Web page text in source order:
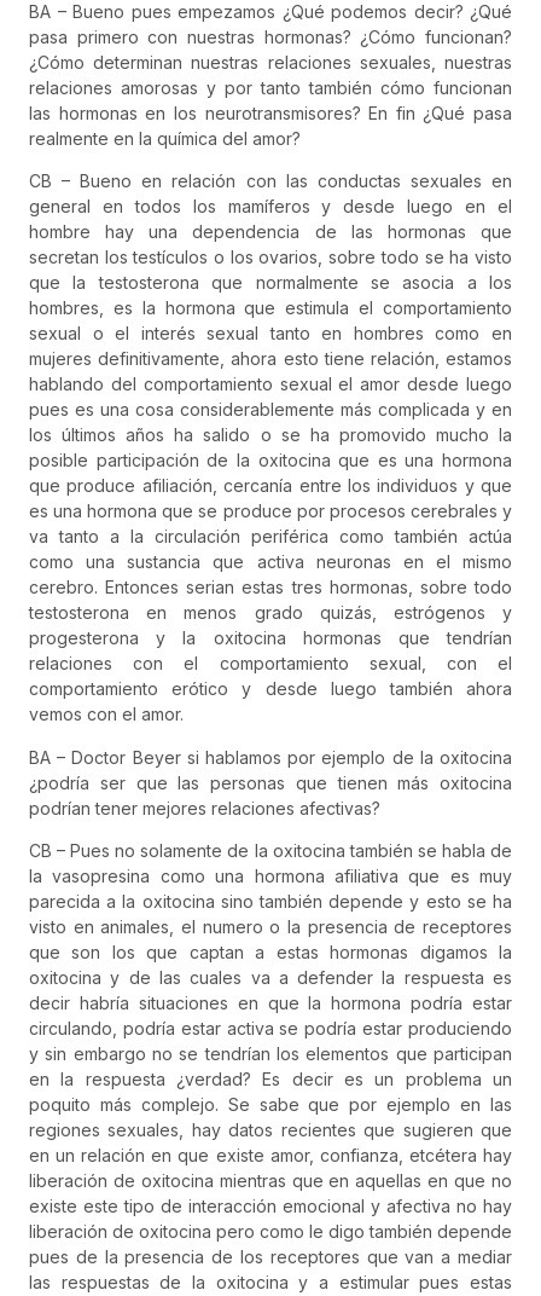
BA – Bueno pues empezamos ¿Qué podemos decir? ¿Qué
pasa primero con nuestras hormonas? ¿Cómo funcionan?
¿Cómo determinan nuestras relaciones sexuales, nuestras
relaciones amorosas y por tanto también cómo funcionan
las hormonas en los neurotransmisores? En fin ¿Qué pasa
realmente en la química del amor?
CB – Bueno en relación con las conductas sexuales en
general en todos los mamíferos y desde luego en el
hombre hay una dependencia de las hormonas que
secretan los testículos o los ovarios, sobre todo se ha visto
que la testosterona que normalmente se asocia a los
hombres, es la hormona que estimula el comportamiento
sexual o el interés sexual tanto en hombres como en
mujeres definitivamente, ahora esto tiene relación, estamos
hablando del comportamiento sexual el amor desde luego
pues es una cosa considerablemente más complicada y en
los últimos años ha salido o se ha promovido mucho la
posible participación de la oxitocina que es una hormona
que produce afiliación, cercanía entre los individuos y que
es una hormona que se produce por procesos cerebrales y
va tanto a la circulación periférica como también actúa
como una sustancia que activa neuronas en el mismo
cerebro. Entonces serian estas tres hormonas, sobre todo
testosterona en menos grado quizás, estrógenos y
progesterona y la oxitocina hormonas que tendrían
relaciones con el comportamiento sexual, con el
comportamiento erótico y desde luego también ahora
vemos con el amor.
BA – Doctor Beyer si hablamos por ejemplo de la oxitocina
¿podría ser que las personas que tienen más oxitocina
podrían tener mejores relaciones afectivas?
CB – Pues no solamente de la oxitocina también se habla de
la vasopresina como una hormona afiliativa que es muy
parecida a la oxitocina sino también depende y esto se ha
visto en animales, el numero o la presencia de receptores
que son los que captan a estas hormonas digamos la
oxitocina y de las cuales va a defender la respuesta es
decir habría situaciones en que la hormona podría estar
circulando, podría estar activa se podría estar produciendo
y sin embargo no se tendrían los elementos que participan
en la respuesta ¿verdad? Es decir es un problema un
poquito más complejo. Se sabe que por ejemplo en las
regiones sexuales, hay datos recientes que sugieren que
en un relación en que existe amor, confianza, etcétera hay
liberación de oxitocina mientras que en aquellas en que no
existe este tipo de interacción emocional y afectiva no hay
liberación de oxitocina pero como le digo también depende
pues de la presencia de los receptores que van a mediar
las respuestas de la oxitocina y a estimular pues estas